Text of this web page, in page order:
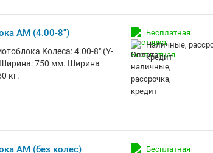
помощью универсальной
модели: Заднее
колес, мм: 600 - 750;
Тип крепления к
сцепка; Цвет адаптера:
АМ (4.00-8")
Колеса: 4.00-8" (Y-
750 мм. Ширина
кг.
Бесплатная
наличные, рассрочка,
кредит
АМ (без колес)
Бесплатная